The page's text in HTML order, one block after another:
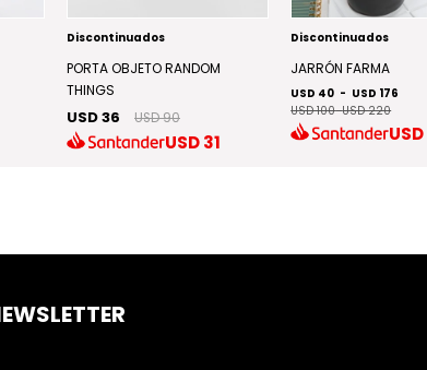
Discontinuados
PORTA OBJETO RANDOM
THINGS
USD 36 USD 90
USD31
Discontinuados
JARRÓN FARMA
USD 40 - USD 176
USD 100-USD 220
USD